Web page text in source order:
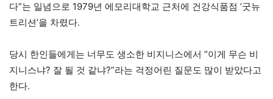
다”는 일념으로 1979년 에모리대학교 근처에 건강식품점 ‘굿뉴
트리션’을 차렸다.
당시 한인들에게는 너무도 생소한 비지니스에서 “이게 무슨 비
지니스냐? 잘 될 것 같냐?”라는 걱정어린 질문도 많이 받았다고
한다.